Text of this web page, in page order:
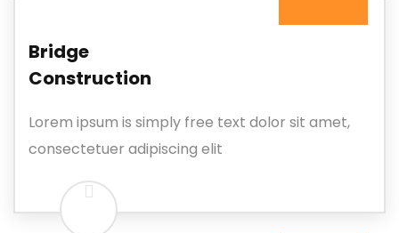
Bridge
Construction
Lorem ipsum is simply free text dolor sit amet,
consectetuer adipiscing elit